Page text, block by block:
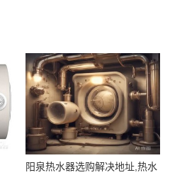
阳泉热水器选购解决地址,热水